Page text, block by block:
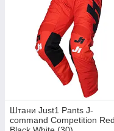
Штани Just1 Pants J-
command Competition Red